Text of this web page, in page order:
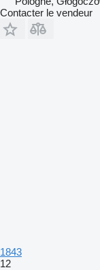
Contacter le vendeur
1843
12